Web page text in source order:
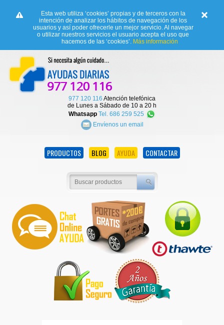
Esta web utiliza ‘cookies’ propias y de terceros con la
intención de analizar los hábitos de navegación de los
usuarios y así poder ofrecerle un mejor servicio. Al navegar
o utilizar nuestros servicios el usuario acepta el uso que
hacemos de las ‘cookies’. Más información
977 120 116 Atención telefónica
de Lunes a Sábado de 10 a 20 h
Whatsapp Tel. 686 259 525
Envíenos un email
PRODUCTOS BLOG AYUDA CONTACTAR